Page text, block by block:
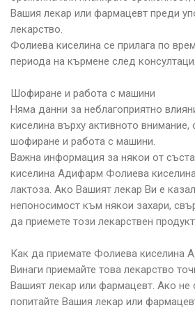
Вашия лекар или фармацевт преди
лекарство.
Фолиева киселина се прилага по
периода на кърмене след
Шофиране и работа с машини
Няма данни за неблагоприятно
киселина върху активното внимание,
шофиране и работа с машини.
Важна информация за някои от
киселина Адифарм Фолиева
лактоза. Ако Вашият лекар Ви е
непоносимост към някои захари,
да приемете този лекарствен
Как да приемате Фолиева киселина
Винаги приемайте това лекарство
Вашият лекар или фармацевт. Ако не
попитайте Вашия лекар или